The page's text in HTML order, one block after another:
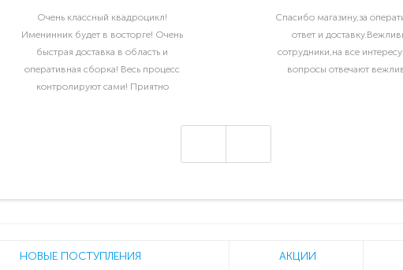
Очень классный квадроцикл!
Именинник будет в восторге! Очень
быстрая доставка в область и
оперативная сборка! Весь процесс
контролируют сами! Приятно
Спасибо магазину,за
ответ и
сотрудники,на все
вопросы отвечают
НОВЫЕ ПОСТУПЛЕНИЯ АКЦИИ